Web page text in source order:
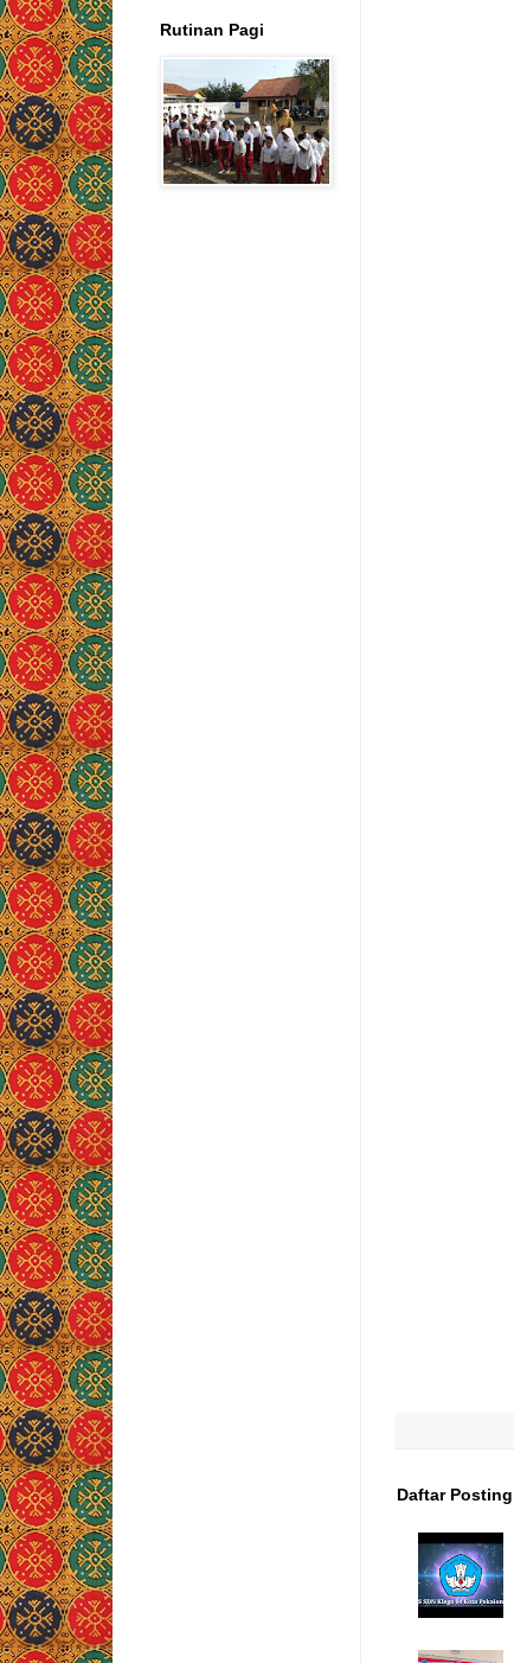
Daftar Posting
Rutinan Pagi